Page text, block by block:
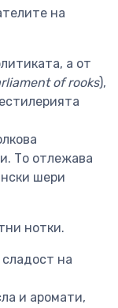
на
а от
of rooks),
То отлежава
шери
нотки.
на
и аромати,